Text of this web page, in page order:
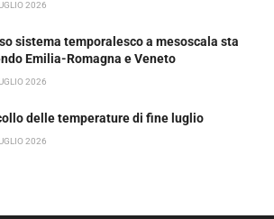
2026
sistema temporalesco a mesoscala sta
Emilia-Romagna e Veneto
2026
delle temperature di fine luglio
2026